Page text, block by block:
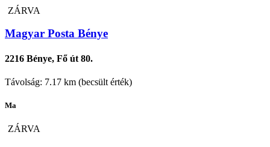
ZÁRVA
Magyar Posta Bénye
2216 Bénye, Fő út 80.
Távolság: 7.17 km (becsült érték)
Ma
ZÁRVA